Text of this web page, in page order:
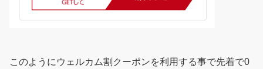
このようにウェルカム割クーポンを利用する事で先着で0